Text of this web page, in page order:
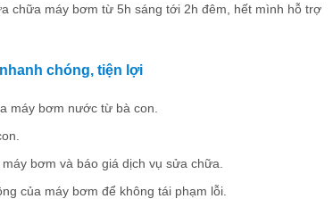
chữa máy bơm từ 5h sáng tới 2h đêm, hết mình hỗ trợ
chóng, tiện lợi
máy bơm nước từ bà con.
bơm và báo giá dịch vụ sửa chữa.
của máy bơm để không tái phạm lỗi.